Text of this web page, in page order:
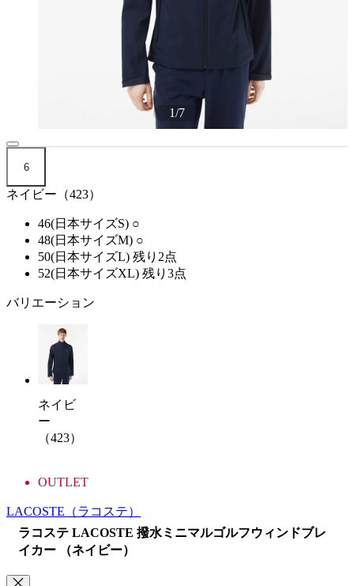
1/7
6
ネイビー（423）
46(日本サイズS) ○
48(日本サイズM) ○
50(日本サイズL) 残り2点
52(日本サイズXL) 残り3点
バリエーション
ネイビ
ー
（423）
OUTLET
LACOSTE （ラコステ）
ラコステ LACOSTE 撥水ミニマルゴルフウィンドブレ
イカー （ネイビー）